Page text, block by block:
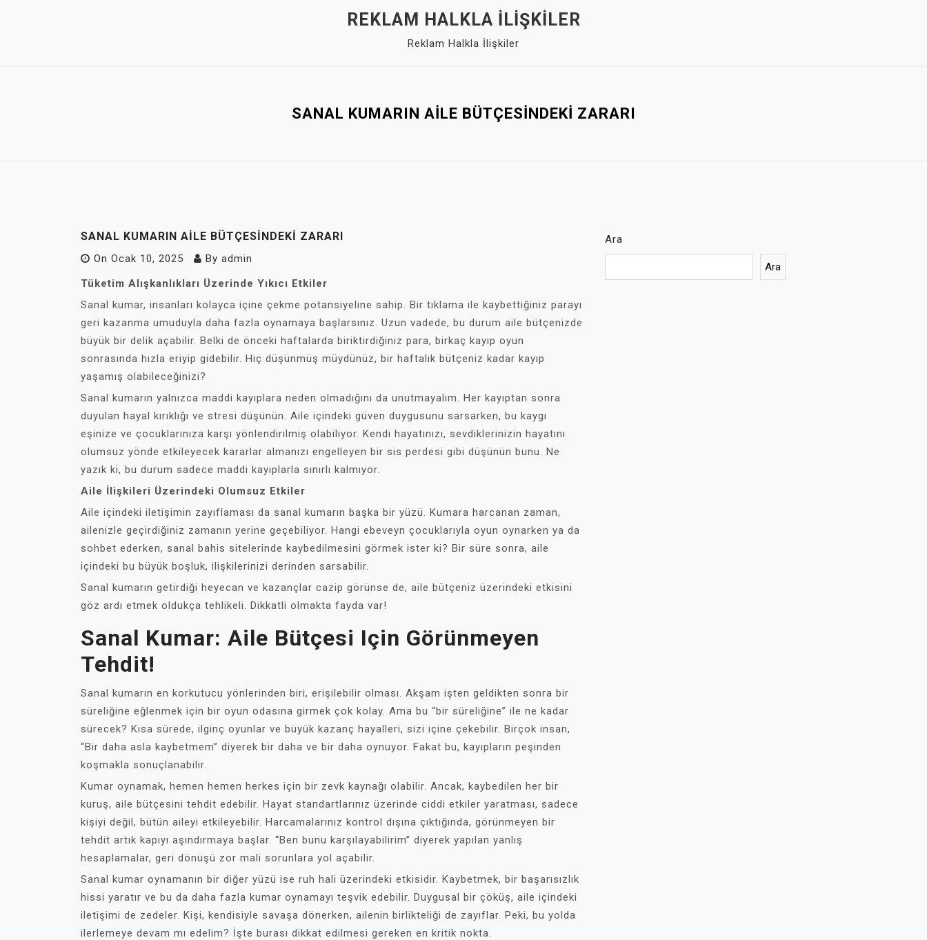
REKLAM HALKLA İLIŞKILER
Reklam Halkla İlişkiler
SANAL KUMARIN AILE BÜTÇESINDEKI ZARARI
SANAL KUMARIN AILE BÜTÇESINDEKI ZARARI
On Ocak 10, 2025 By admin
Tüketim Alışkanlıkları Üzerinde Yıkıcı Etkiler
Sanal kumar, insanları kolayca içine çekme potansiyeline sahip. Bir tıklama ile kaybettiğiniz parayı
geri kazanma umuduyla daha fazla oynamaya başlarsınız. Uzun vadede, bu durum aile bütçenizde
büyük bir delik açabilir. Belki de önceki haftalarda biriktirdiğiniz para, birkaç kayıp oyun
sonrasında hızla eriyip gidebilir. Hiç düşünmüş müydünüz, bir haftalık bütçeniz kadar kayıp
yaşamış olabileceğinizi?
Sanal kumarın yalnızca maddi kayıplara neden olmadığını da unutmayalım. Her kayıptan sonra
duyulan hayal kırıklığı ve stresi düşünün. Aile içindeki güven duygusunu sarsarken, bu kaygı
eşinize ve çocuklarınıza karşı yönlendirilmiş olabiliyor. Kendi hayatınızı, sevdiklerinizin hayatını
olumsuz yönde etkileyecek kararlar almanızı engelleyen bir sis perdesi gibi düşünün bunu. Ne
yazık ki, bu durum sadece maddi kayıplarla sınırlı kalmıyor.
Aile İlişkileri Üzerindeki Olumsuz Etkiler
Aile içindeki iletişimin zayıflaması da sanal kumarın başka bir yüzü. Kumara harcanan zaman,
ailenizle geçirdiğiniz zamanın yerine geçebiliyor. Hangi ebeveyn çocuklarıyla oyun oynarken ya da
sohbet ederken, sanal bahis sitelerinde kaybedilmesini görmek ister ki? Bir süre sonra, aile
içindeki bu büyük boşluk, ilişkilerinizi derinden sarsabilir.
Sanal kumarın getirdiği heyecan ve kazançlar cazip görünse de, aile bütçeniz üzerindeki etkisini
göz ardı etmek oldukça tehlikeli. Dikkatli olmakta fayda var!
Sanal Kumar: Aile Bütçesi Için Görünmeyen
Tehdit!
Sanal kumarın en korkutucu yönlerinden biri, erişilebilir olması. Akşam işten geldikten sonra bir
süreliğine eğlenmek için bir oyun odasına girmek çok kolay. Ama bu “bir süreliğine” ile ne kadar
sürecek? Kısa sürede, ilginç oyunlar ve büyük kazanç hayalleri, sizi içine çekebilir. Birçok insan,
“Bir daha asla kaybetmem” diyerek bir daha ve bir daha oynuyor. Fakat bu, kayıpların peşinden
koşmakla sonuçlanabilir.
Kumar oynamak, hemen hemen herkes için bir zevk kaynağı olabilir. Ancak, kaybedilen her bir
kuruş, aile bütçesini tehdit edebilir. Hayat standartlarınız üzerinde ciddi etkiler yaratması, sadece
kişiyi değil, bütün aileyi etkileyebilir. Harcamalarınız kontrol dışına çıktığında, görünmeyen bir
tehdit artık kapıyı aşındırmaya başlar. “Ben bunu karşılayabilirim” diyerek yapılan yanlış
hesaplamalar, geri dönüşü zor mali sorunlara yol açabilir.
Sanal kumar oynamanın bir diğer yüzü ise ruh hali üzerindeki etkisidir. Kaybetmek, bir başarısızlık
hissi yaratır ve bu da daha fazla kumar oynamayı teşvik edebilir. Duygusal bir çöküş, aile içindeki
iletişimi de zedeler. Kişi, kendisiyle savaşa dönerken, ailenin birlikteliği de zayıflar. Peki, bu yolda
ilerlemeye devam mı edelim? İşte burası dikkat edilmesi gereken en kritik nokta.
Ara
Ara